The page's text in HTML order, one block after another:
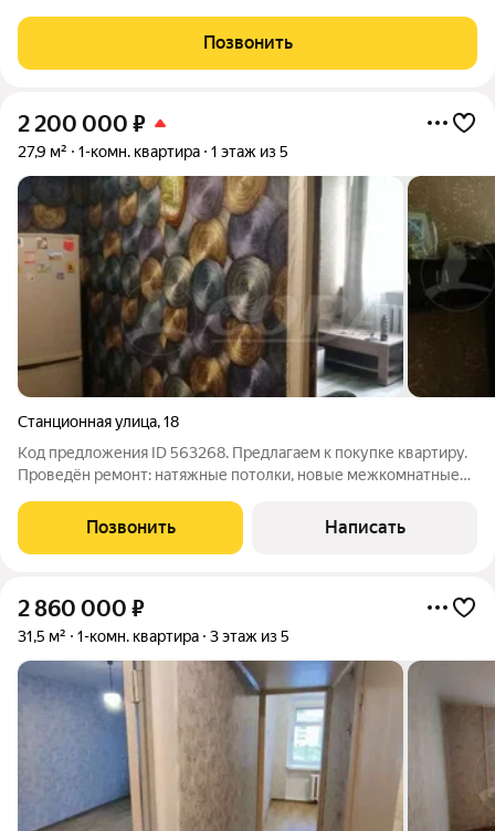
гипсокартона, в прихожей натяжной потолок. Лоджия
утеплена с выходом на две комнаты,
Позвонить
2 200 000 ₽
27,9 м² 1-комн. квартира 1 этаж из 5
Станционная улица,18
Код предложения ID 563268. Предлагаем к покупке квартиру.
Проведён ремонт: натяжные потолки, новые межкомнатные
вода, имеется собственный санузел. Квартира светлая, теплая.
При продаже
Позвонить Написать
2 860 000 ₽
31,5 м² 1-комн. квартира 3 этаж из 5